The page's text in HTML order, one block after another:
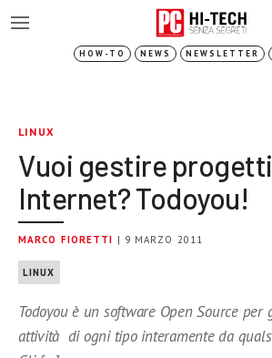
HOW-TO NEWS NEWSLETTER
LINUX
Vuoi gestire
Internet? Todoyou!
MARCO FIORETTI | 9 MARZO 2011
LINUX
Todoyou è un software Open Source per
attività di ogni tipo interamente da